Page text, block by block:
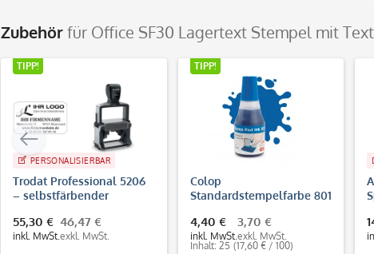
Zubehörfür Office SF30 Lagertext Stempel mit
TIPP!
PERSONALISIERBAR
Trodat Professional 5206
– selbstfärbender
mm, 7 Zeilen
55,30 €
inkl. MwSt.
46,47 €
exkl. MwSt.
TIPP!
Colop
Standardstempelfarbe 801
4,40 €
inkl. MwSt.
3,70 €
exkl. MwSt.
Inhalt: 25 (17,60 € / 100)